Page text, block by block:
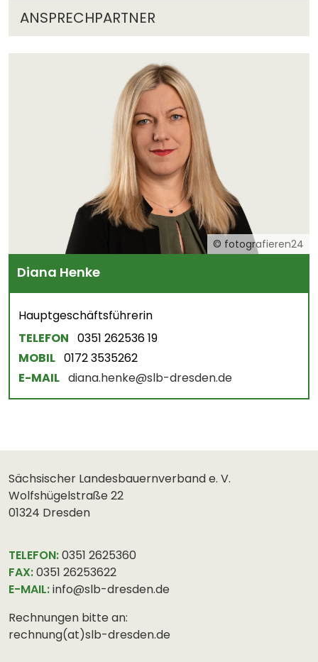
ANSPRECHPARTNER
© fotografieren24
Diana Henke
Hauptgeschäftsführerin
TELEFON 0351 262536 19
MOBIL 0172 3535262
E-MAIL diana.henke@slb-dresden.de
Sächsischer Landesbauernverband e. V.
Wolfshügelstraße 22
01324 Dresden
TELEFON:0351 2625360
FAX:0351 26253622
E-MAIL:info@slb-dresden.de
Rechnungen bitte an:
rechnung(at)slb-dresden.de